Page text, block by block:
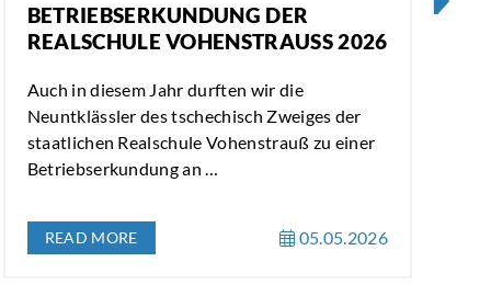
BETRIEBSERKUNDUNG DER
REALSCHULE VOHENSTRAUSS 2026
Auch in diesem Jahr durften wir die
Neuntklässler des tschechisch Zweiges der
staatlichen Realschule Vohenstrauß zu einer
Betriebserkundung an …
READ MORE 05.05.2026